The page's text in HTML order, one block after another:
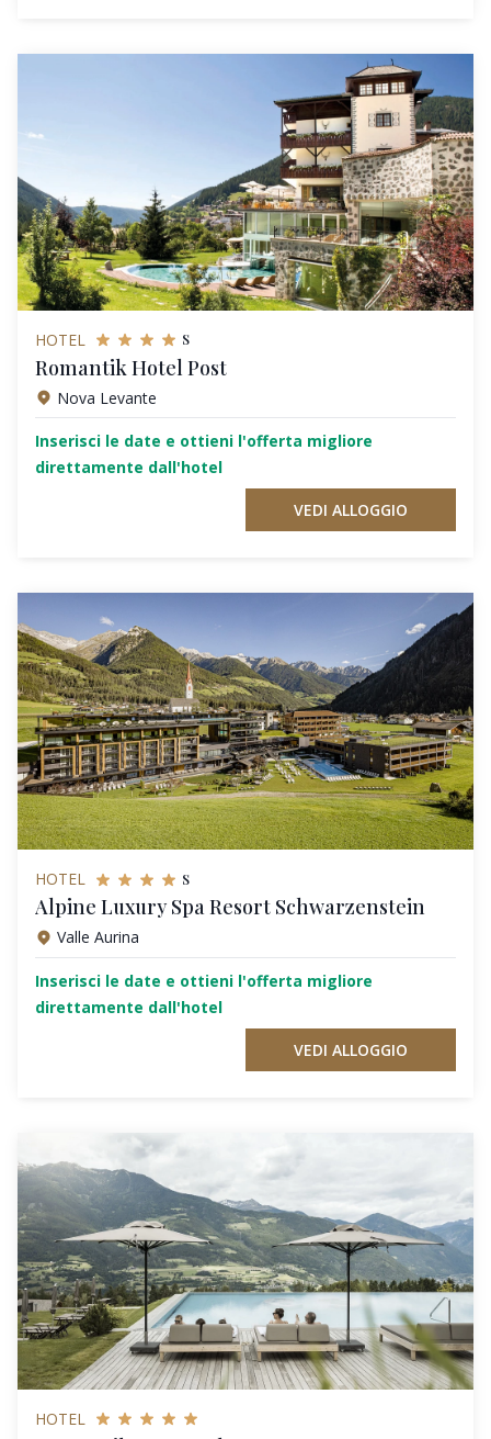
HOTEL s
Romantik Hotel Post
Nova Levante
Inserisci le date e ottieni l'offerta migliore
direttamente dall'hotel
VEDI ALLOGGIO
HOTEL s
Alpine Luxury Spa Resort Schwarzenstein
Valle Aurina
Inserisci le date e ottieni l'offerta migliore
direttamente dall'hotel
VEDI ALLOGGIO
HOTEL